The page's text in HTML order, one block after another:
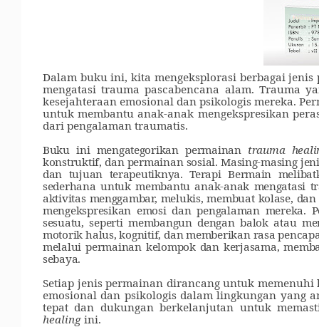
Dalam buku ini, kita mengeksplorasi berbagai
mengatasi trauma pascabencana alam. Trauma
kesejahteraan emosional dan psikologis mereka.
untuk membantu anak-anak mengekspresikan
dari pengalaman traumatis.
Bukuini mengategorikan permainan trauma
konstruktif, dan permainan sosial. Masing-masing
dan tujuan terapeutiknya. Terapi Bermain
sederhana untuk membantu anak-anak mengatasi
aktivitas menggambar, melukis, membuat kolase,
mengekspresikan emosi dan pengalaman
sesuatu, seperti membangun dengan balok atau
motorik halus, kognitif, dan memberikan rasa
melalui permainan kelompok dan kerjasama,
sebaya.
Setiap jenis permainan dirancang untuk
emosional dan psikologis dalam lingkungan yang
tepat dan dukungan berkelanjutan untuk
healing ini.